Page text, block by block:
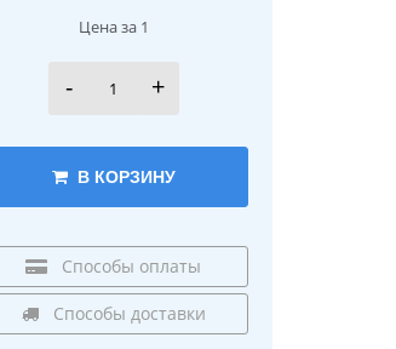
Цена за 1
- +
В КОРЗИНУ
Способы оплаты
Способы доставки